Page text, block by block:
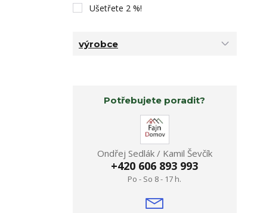
Ušetřete 2 %!
výrobce
Potřebujete poradit?
Ondřej Sedlák / Kamil Ševčík
+420 606 893 993
Po - So 8 - 17 h.